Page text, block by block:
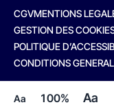
Aa 100% Aa
CGVMENTIONS
GESTION DES
POLITIQUE
CONDITIONS